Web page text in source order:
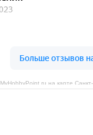
MyHobbyPoint.ru на карте